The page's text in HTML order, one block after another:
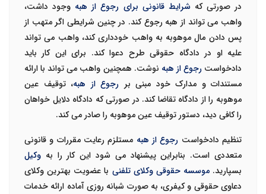
در صورتی کهشرایط قانونی برای رجوع از هبه وجود داشت،
واهب می تواند از هبه رجوع کند. در چنین شرایطی اگر متهب از
پس دادن مال موهوبه به واهب خودداری کند، واهب می تواند
علیه او در دادگاه حقوقی طرح دعوا کند. برای این کار باید
دادخواسترجوع از هبه نوشت. همچنین واهب می تواند با ارائه
مستندات و مدارک خود مبنی بر رجوع از هبه، توقیف عین
موهوبه را از دادگاه تقاضا کند. در صورتی که دادگاه دلایل خواهان
را کافی دید، دستور توقیف عین موهوبه را صادر می کند.
تنظیم دادخواست رجوع از هبه مستلزم رعایت مقررات و قانونی
متعددی است. بنابراین پیشنهاد می شود این کار را به وکیل
بسپارید.موسسه حقوقی وکلای تلفنی با عضویت بهترین وکلای
دعاوی حقوقی و کیفری، به صورت شبانه روزی آماده ارائه خدمات